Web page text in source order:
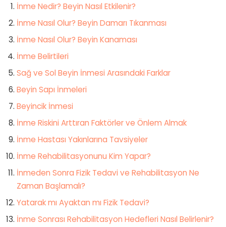
İnme Nedir? Beyin Nasıl Etkilenir?
İnme Nasıl Olur? Beyin Damarı Tıkanması
İnme Nasıl Olur? Beyin Kanaması
İnme Belirtileri
Sağ ve Sol Beyin İnmesi Arasındaki Farklar
Beyin Sapı İnmeleri
Beyincik İnmesi
İnme Riskini Arttıran Faktörler ve Önlem Almak
İnme Hastası Yakınlarına Tavsiyeler
İnme Rehabilitasyonunu Kim Yapar?
İnmeden Sonra Fizik Tedavi ve Rehabilitasyon Ne
Zaman Başlamalı?
Yatarak mı Ayaktan mı Fizik Tedavi?
İnme Sonrası Rehabilitasyon Hedefleri Nasıl Belirlenir?